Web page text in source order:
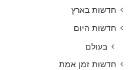
חדשות בארץ
חדשות היום
בעולם
חדשות זמן אמת